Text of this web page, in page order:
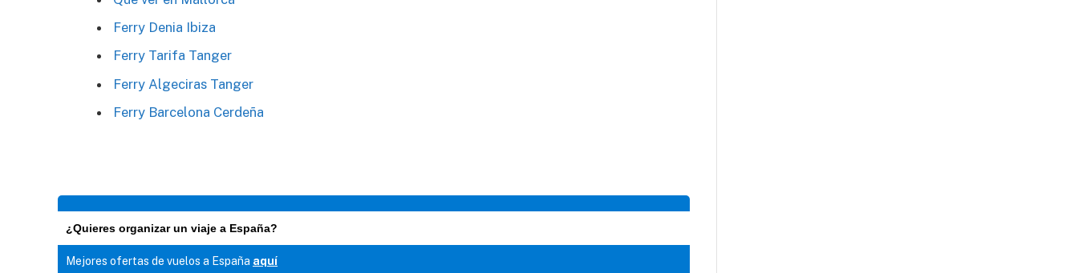
Ferry Denia Ibiza
Ferry Tarifa Tanger
Ferry Algeciras Tanger
Ferry Barcelona Cerdeña
¿Quieres organizar un viaje a España?
Mejores ofertas de vuelos a España aquí